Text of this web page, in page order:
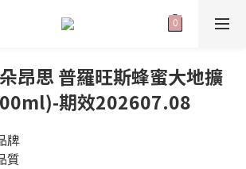
昂思 普羅旺斯蜂蜜大地擴
期效202607.08
牌
質